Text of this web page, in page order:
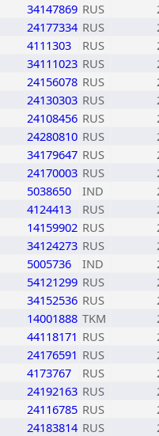
34147869 RUS
24177334 RUS
4111303 RUS
34111023 RUS
24156078 RUS
24130303 RUS
24108456 RUS
24280810 RUS
34179647 RUS
24170003 RUS
5038650 IND
4124413 RUS
14159902 RUS
34124273 RUS
5005736 IND
54121299 RUS
34152536 RUS
14001888 TKM
44118171 RUS
24176591 RUS
4173767 RUS
24192163 RUS
24116785 RUS
24183814 RUS